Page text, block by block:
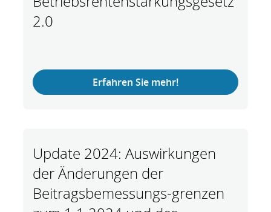
2.0
Erfahren Sie mehr!
Update 2024: Auswirkungen
der Änderungen der
Beitragsbemessungs-grenzen